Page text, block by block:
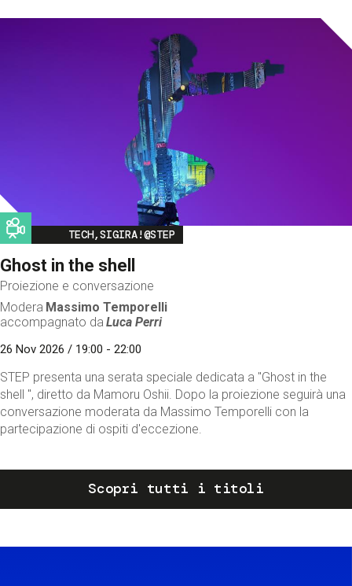
Image
TECH,SIGIRA!@STEP
Ghost in the shell
Proiezione e conversazione
Modera Massimo Temporelli
accompagnato da Luca Perri
26 Nov 2026 / 19:00 - 22:00
STEP presenta una serata speciale dedicata a "Ghost in the
shell ", diretto da Mamoru Oshii. Dopo la proiezione seguirà una
conversazione moderata da Massimo Temporelli con la
partecipazione di ospiti d'eccezione.
Scopri tutti i titoli